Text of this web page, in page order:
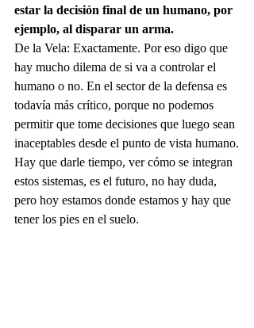
estar la decisión final de un humano, por
ejemplo, al disparar un arma.
De la Vela: Exactamente. Por eso digo que
hay mucho dilema de si va a controlar el
humano o no. En el sector de la defensa es
todavía más crítico, porque no podemos
permitir que tome decisiones que luego sean
inaceptables desde el punto de vista humano.
Hay que darle tiempo, ver cómo se integran
estos sistemas, es el futuro, no hay duda,
pero hoy estamos donde estamos y hay que
tener los pies en el suelo.